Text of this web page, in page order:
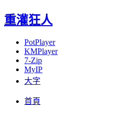
重灌狂人
PotPlayer
KMPlayer
7-Zip
MyIP
大字
首頁